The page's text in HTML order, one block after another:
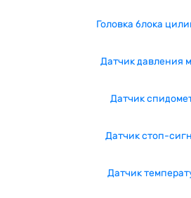
Головка блока
Датчик давления
Датчик
Датчик стоп-
Датчик